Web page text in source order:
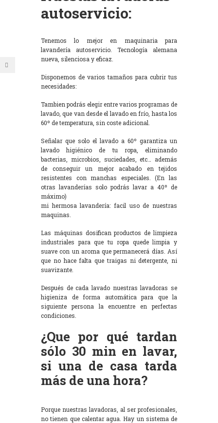
autoservicio:
Tenemos lo mejor en maquinaria para
lavandería autoservicio. Tecnología alemana
nueva, silenciosa y eficaz.
Disponemos de varios tamaños para cubrir tus
necesidades:
Tambien podrás elegir entre varios programas de
lavado, que van desde el lavado en frío, hasta los
60º de temperatura, sin coste adicional.
Señalar que solo el lavado a 60º garantiza un
lavado higiénico de tu ropa, eliminando
bacterias, microbios, suciedades, etc… además
de conseguir un mejor acabado en tejidos
resistentes con manchas especiales. (En las
otras lavanderías solo podrás lavar a 40º de
máximo)
mi hermosa lavandería: facil uso de nuestras
maquinas.
Las máquinas dosifican productos de limpieza
industriales para que tu ropa quede limpia y
suave con un aroma que permanecerá días. Así
que no hace falta que traigas ni detergente, ni
suavizante.
Después de cada lavado nuestras lavadoras se
higieniza de forma automática para que la
siguiente persona la encuentre en perfectas
condiciones.
¿Que por qué tardan
sólo 30 min en lavar,
si una de casa tarda
más de una hora?
Porque nuestras lavadoras, al ser profesionales,
no tienen que calentar agua. Hay un sistema de